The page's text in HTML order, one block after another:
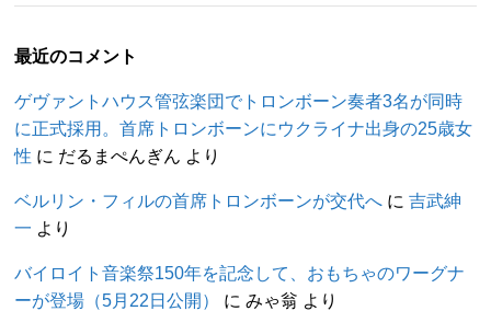
最近のコメント
ゲヴァントハウス管弦楽団でトロンボーン奏者3名が同時
に正式採用。首席トロンボーンにウクライナ出身の25歳女
性 に だるまぺんぎん より
ベルリン・フィルの首席トロンボーンが交代へ に吉武紳
一 より
バイロイト音楽祭150年を記念して、おもちゃのワーグナ
ーが登場（5月22日公開）
にみゃ翁 より